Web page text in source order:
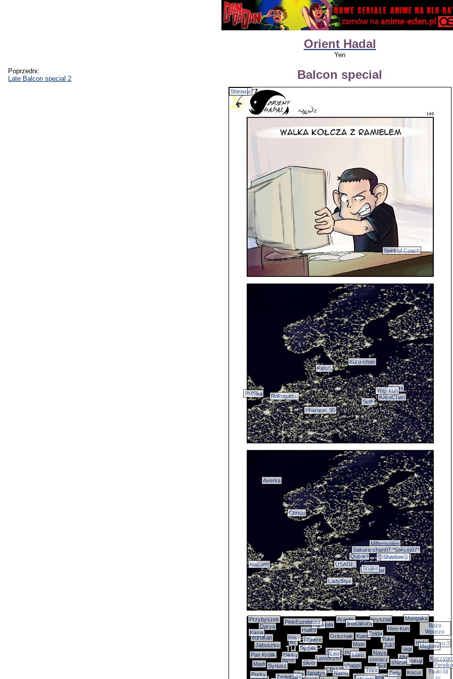
Orient Hadal
Yen
Poprzedni:
Late Balcon special 2
Balcon special
AIr
Albi
Arashi.
Averka
Ayu:3
Ayuś
beamerkun
Bell
Biała
Bożo
Wporzo
Byciek
CELL767
Chaos
Chrisu
Darya
Dikku
dremi
Enff~
eurukatt
fanatys
Grisznak
Haiko
Hantaa
Helvi
Isia~
Jabuszko Juki
Kainti
KakaChan
Kasia
KatoS
Kocur
Koizumi
krysztal
Kuro-chan
Kwad_rat
LadyStyx
Lemon257
Leo
linasakura
Madi
MAGUSdeadsoul
Mangaka
Mate Megumi
Miftenspilen
Namu
naró
Naya
Neo-kun
Pan Królik
Perelka
Phaere
Pharaoh_90
PinkEuzebiusz
PMSka
Porky
Przybyszek
pusia
Qudaci
Resieku
Rokugatsu
saku.
Sakura-chan07 *Sakcia07*
Seth
۞Shadow۞
shappi
Shirou
shizuru
śliver
Snake
Spirit of Coach
Syriusz
Tova
Tsuki 태
USAGI_
Vejit
Vito
xionacz
Yogi-kun
Yokuji
Yuke
ZedeKiaH
Zelda
Zielu